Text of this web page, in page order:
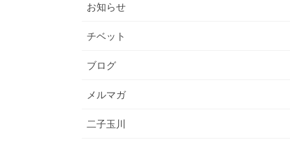
お知らせ
チベット
ブログ
メルマガ
二子玉川